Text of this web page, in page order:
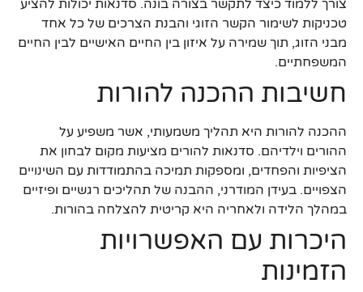
צורך ללמוד כיצד לתקשר בצורה בונה. סדנאות יכולות להציע
טכניקות לשימור הקשר הזוגי והבנת הצרכים של כל אחד
מבני הזוג, תוך שמירה על איזון בין החיים האישיים לבין החיים
המשפחתיים.
חשיבות ההכנה להורות
ההכנה להורות היא תהליך משמעותי, אשר משפיע על
ההורים וילדיהם. סדנאות להורים מציעות מקום לבחון את
הציפיות והפחדים, ומספקות תמיכה בהתמודדות עם השינויים
הצפויים. בעידן המודרני, ההבנה של תהליכים רגשיים ופיזיים
במהלך הלידה ולאחריה היא קריטית להצלחה בהורות.
היכרות עם האפשרויות
הזמינות